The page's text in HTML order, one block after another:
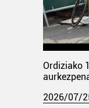
Ordiziako
2026/07/